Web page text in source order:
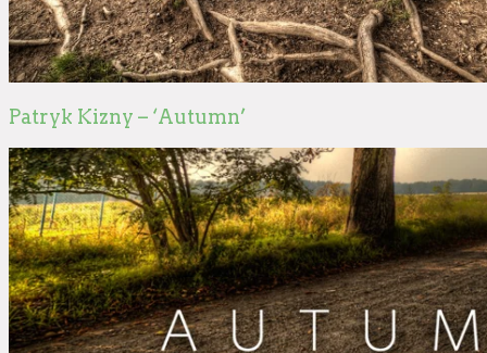
Patryk Kizny – ‘Autumn’